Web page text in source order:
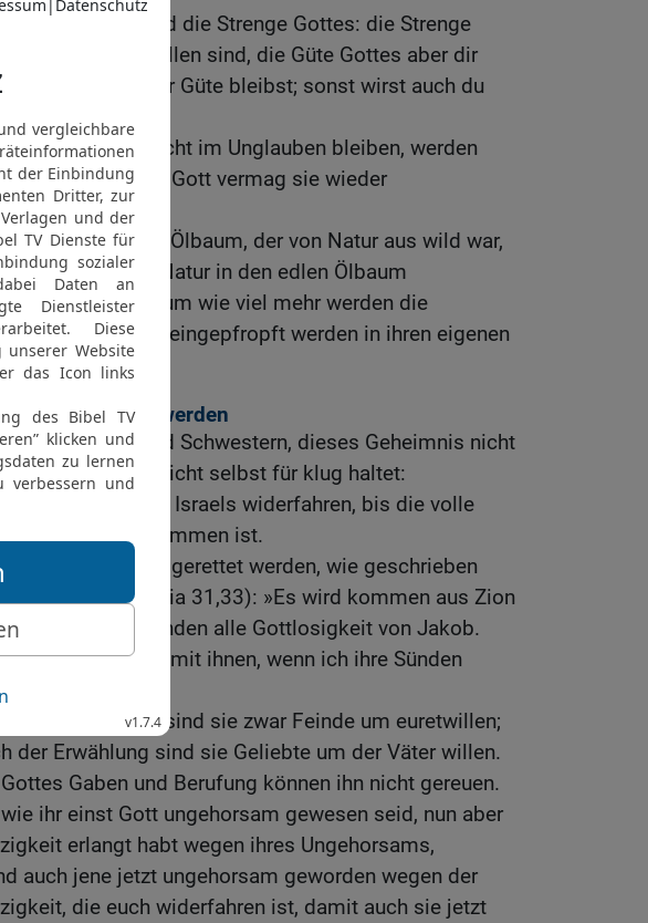
sieh die Güte und die Strenge Gottes: die Strenge
denen, die gefallen sind, die Güte Gottes aber dir
sofern du in der Güte bleibst; sonst wirst auch du
sofern sie nicht im Unglauben bleiben, werden
werden; denn Gott vermag sie wieder
du aus dem Ölbaum, der von Natur aus wild war,
und wider die Natur in den edlen Ölbaum
worden bist, um wie viel mehr werden die
Zweige wieder eingepfropft werden in ihren eigenen
wird gerettet werden
euch, Brüder und Schwestern, dieses Geheimnis nicht
damit ihr euch nicht selbst für klug haltet:
ist einem Teil Israels widerfahren, bis die volle
hinzugekommen ist.
wird ganz Israel gerettet werden, wie geschrieben
59,20; Jeremia 31,33): »Es wird kommen aus Zion
der wird abwenden alle Gottlosigkeit von Jakob.
ist mein Bund mit ihnen, wenn ich ihre Sünden
werde.«
dem Evangelium sind sie zwar Feinde um euretwillen;
der Erwählung sind sie Geliebte um der Väter willen.
Gaben und Berufung können ihn nicht gereuen.
ihr einst Gott ungehorsam gewesen seid, nun aber
erlangt habt wegen ihres Ungehorsams,
auch jene jetzt ungehorsam geworden wegen der
die euch widerfahren ist, damit auch sie jetzt